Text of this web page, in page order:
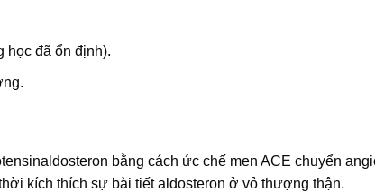
học đã ổn định).
bằng cách ức chế men ACE chuyển
kích thích sự bài tiết aldosteron ở vỏ thượng thận.